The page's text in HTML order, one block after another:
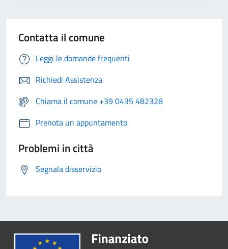
Contatta il comune
Leggi le domande frequenti
Richiedi Assistenza
Chiama il comune +39 0435 482328
Prenota un appuntamento
Problemi in città
Segnala disservizio